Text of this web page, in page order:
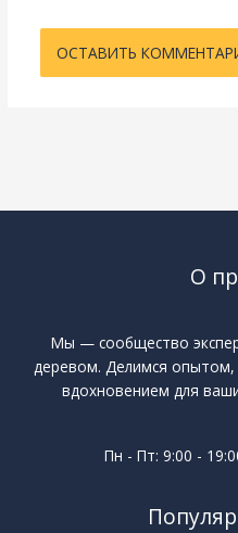
О
Мы — сообщество
деревом. Делимся
вдохновением для
Пн - Пт: 9:00 -